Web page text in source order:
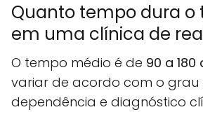
Quanto tempo dura
em uma clínica de
O tempo médio é de 90 a 180
variar de acordo com o grau
dependência e diagnóstico